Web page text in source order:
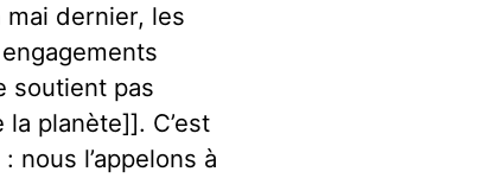
mai dernier, les
soutient pas
planète]]. C’est
nous l’appelons à